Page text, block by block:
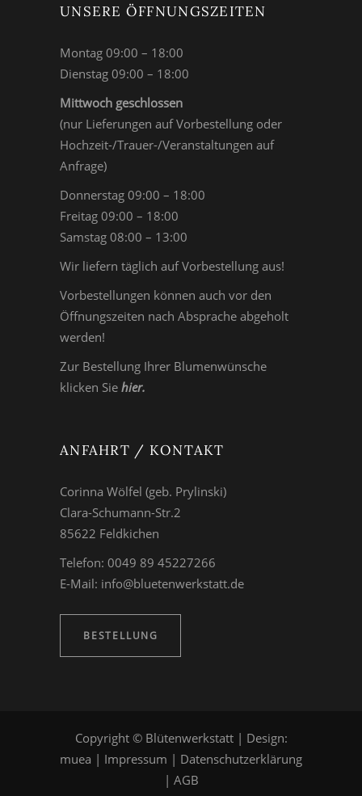
UNSERE ÖFFNUNGSZEITEN
Montag 09:00 – 18:00
Dienstag 09:00 – 18:00
Mittwoch geschlossen
(nur Lieferungen auf Vorbestellung oder
Hochzeit-/Trauer-/Veranstaltungen auf
Anfrage)
Donnerstag 09:00 – 18:00
Freitag 09:00 – 18:00
Samstag 08:00 – 13:00
Wir liefern täglich auf Vorbestellung aus!
Vorbestellungen können auch vor den
Öffnungszeiten nach Absprache abgeholt
werden!
Zur Bestellung Ihrer Blumenwünsche
klicken Sie hier.
ANFAHRT / KONTAKT
Corinna Wölfel (geb. Prylinski)
Clara-Schumann-Str.2
85622 Feldkichen
Telefon: 0049 89 45227266
E-Mail: info@bluetenwerkstatt.de
BESTELLUNG
Copyright © Blütenwerkstatt | Design:
muea | Impressum | Datenschutzerklärung
| AGB